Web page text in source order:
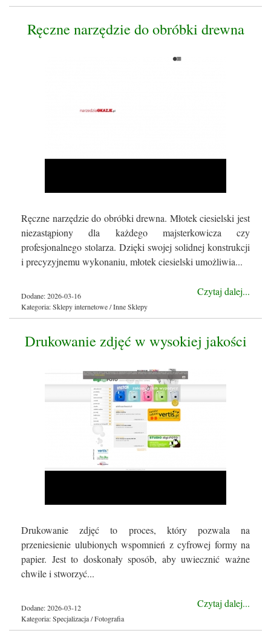
Ręczne narzędzie do obróbki drewna
Ręczne narzędzie do obróbki drewna. Młotek ciesielski jest
niezastąpiony dla każdego majsterkowicza czy
profesjonalnego stolarza. Dzięki swojej solidnej konstrukcji
i precyzyjnemu wykonaniu, młotek ciesielski umożliwia...
Czytaj dalej...
Dodane: 2026-03-16
Kategoria: Sklepy internetowe / Inne Sklepy
Drukowanie zdjęć w wysokiej jakości
Drukowanie zdjęć to proces, który pozwala na
przeniesienie ulubionych wspomnień z cyfrowej formy na
papier. Jest to doskonały sposób, aby uwiecznić ważne
chwile i stworzyć...
Czytaj dalej...
Dodane: 2026-03-12
Kategoria: Specjalizacja / Fotografia